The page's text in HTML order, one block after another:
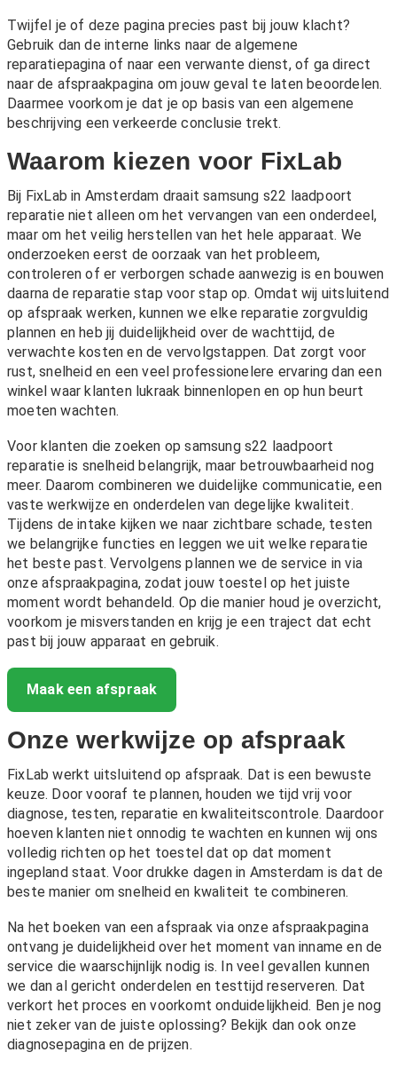
Twijfel je of deze pagina precies past bij jouw klacht?
Gebruik dan de interne links naar de algemene
reparatiepagina of naar een verwante dienst, of ga direct
naar de afspraakpagina om jouw geval te laten beoordelen.
Daarmee voorkom je dat je op basis van een algemene
beschrijving een verkeerde conclusie trekt.
Waarom kiezen voor FixLab
Bij FixLab in Amsterdam draait samsung s22 laadpoort
reparatie niet alleen om het vervangen van een onderdeel,
maar om het veilig herstellen van het hele apparaat. We
onderzoeken eerst de oorzaak van het probleem,
controleren of er verborgen schade aanwezig is en bouwen
daarna de reparatie stap voor stap op. Omdat wij uitsluitend
op afspraak werken, kunnen we elke reparatie zorgvuldig
plannen en heb jij duidelijkheid over de wachttijd, de
verwachte kosten en de vervolgstappen. Dat zorgt voor
rust, snelheid en een veel professionelere ervaring dan een
winkel waar klanten lukraak binnenlopen en op hun beurt
moeten wachten.
Voor klanten die zoeken op samsung s22 laadpoort
reparatie is snelheid belangrijk, maar betrouwbaarheid nog
meer. Daarom combineren we duidelijke communicatie, een
vaste werkwijze en onderdelen van degelijke kwaliteit.
Tijdens de intake kijken we naar zichtbare schade, testen
we belangrijke functies en leggen we uit welke reparatie
het beste past. Vervolgens plannen we de service in via
onze afspraakpagina, zodat jouw toestel op het juiste
moment wordt behandeld. Op die manier houd je overzicht,
voorkom je misverstanden en krijg je een traject dat echt
past bij jouw apparaat en gebruik.
Maak een afspraak
Onze werkwijze op afspraak
FixLab werkt uitsluitend op afspraak. Dat is een bewuste
keuze. Door vooraf te plannen, houden we tijd vrij voor
diagnose, testen, reparatie en kwaliteitscontrole. Daardoor
hoeven klanten niet onnodig te wachten en kunnen wij ons
volledig richten op het toestel dat op dat moment
ingepland staat. Voor drukke dagen in Amsterdam is dat de
beste manier om snelheid en kwaliteit te combineren.
Na het boeken van een afspraak via onze afspraakpagina
ontvang je duidelijkheid over het moment van inname en de
service die waarschijnlijk nodig is. In veel gevallen kunnen
we dan al gericht onderdelen en testtijd reserveren. Dat
verkort het proces en voorkomt onduidelijkheid. Ben je nog
niet zeker van de juiste oplossing? Bekijk dan ook onze
diagnosepaginaen deprijzen.